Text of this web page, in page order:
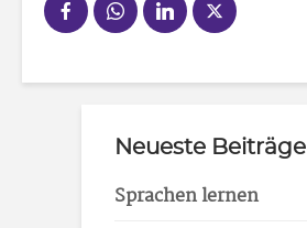
Neueste Beiträge
Sprachen lernen